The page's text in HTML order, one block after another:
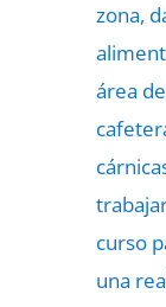
zona,
área
curso
una